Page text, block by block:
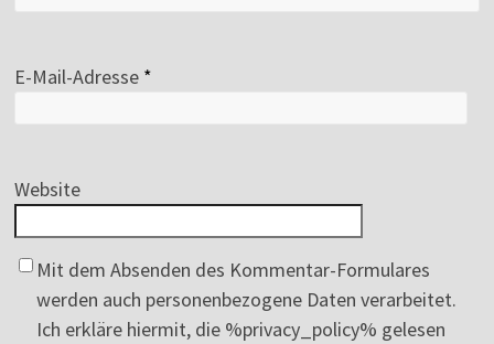
E-Mail-Adresse *
Website
Mit dem Absenden des Kommentar-Formulares
werden auch personenbezogene Daten verarbeitet.
Ich erkläre hiermit, die %privacy_policy% gelesen